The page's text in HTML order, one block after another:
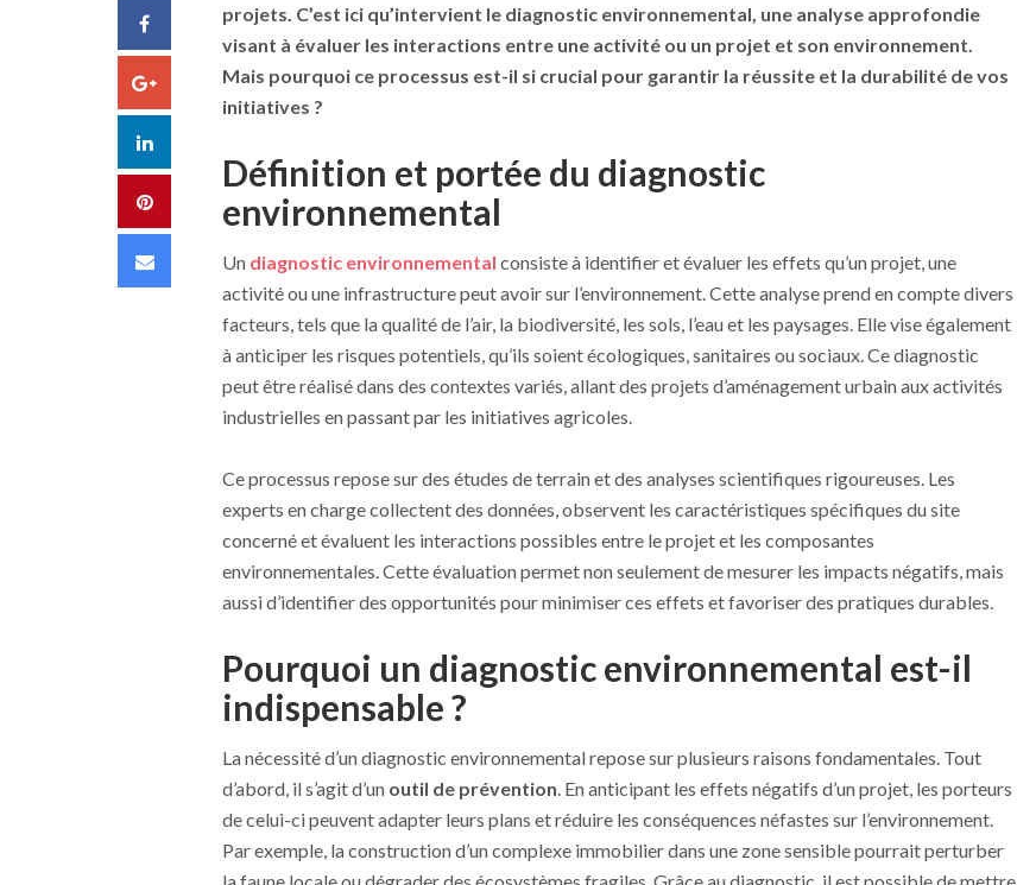
Facebook
Google+
LinkedIn
Pinterest
Email
projets. C’est ici qu’intervient le diagnostic environnemental, une analyse approfondie
visant à évaluer les interactions entre une activité ou un projet et son environnement.
Mais pourquoi ce processus est-il si crucial pour garantir la réussite et la durabilité de vos
initiatives ?
Définition et portée du diagnostic
environnemental
Un diagnostic environnemental consiste à identifier et évaluer les effets qu’un projet, une
activité ou une infrastructure peut avoir sur l’environnement. Cette analyse prend en compte divers
facteurs, tels que la qualité de l’air, la biodiversité, les sols, l’eau et les paysages. Elle vise également
à anticiper les risques potentiels, qu’ils soient écologiques, sanitaires ou sociaux. Ce diagnostic
peut être réalisé dans des contextes variés, allant des projets d’aménagement urbain aux activités
industrielles en passant par les initiatives agricoles.
Ce processus repose sur des études de terrain et des analyses scientifiques rigoureuses. Les
experts en charge collectent des données, observent les caractéristiques spécifiques du site
concerné et évaluent les interactions possibles entre le projet et les composantes
environnementales. Cette évaluation permet non seulement de mesurer les impacts négatifs, mais
aussi d’identifier des opportunités pour minimiser ces effets et favoriser des pratiques durables.
Pourquoi un diagnostic environnemental est-il
indispensable ?
La nécessité d’un diagnostic environnemental repose sur plusieurs raisons fondamentales. Tout
d’abord, il s’agit d’un outil de prévention. En anticipant les effets négatifs d’un projet, les porteurs
de celui-ci peuvent adapter leurs plans et réduire les conséquences néfastes sur l’environnement.
Par exemple, la construction d’un complexe immobilier dans une zone sensible pourrait perturber